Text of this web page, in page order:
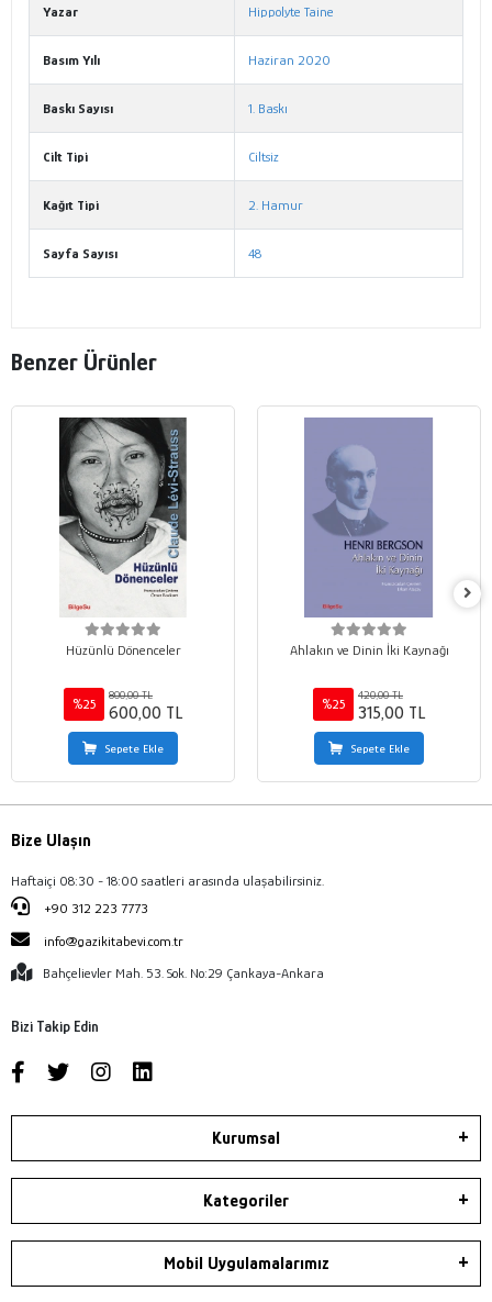
Yazar Hippolyte Taine
Basım Yılı Haziran 2020
Baskı Sayısı 1. Baskı
Cilt Tipi Ciltsiz
Kağıt Tipi 2. Hamur
Sayfa Sayısı 48
Benzer Ürünler
Hüzünlü Dönenceler
%25
800,00 TL
600,00 TL
Sepete Ekle
Ahlakın ve Dinin İki Kaynağı
%25
420,00 TL
315,00 TL
Sepete Ekle
Bize Ulaşın
Haftaiçi 08:30 - 18:00 saatleri arasında ulaşabilirsiniz.
+90 312 223 7773
info@gazikitabevi.com.tr
Bahçelievler Mah. 53. Sok. No:29 Çankaya-Ankara
Bizi Takip Edin
Kurumsal
Kategoriler
Mobil Uygulamalarımız